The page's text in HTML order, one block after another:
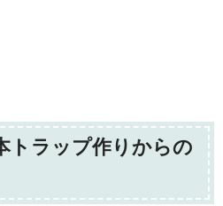
トラップ作りからの